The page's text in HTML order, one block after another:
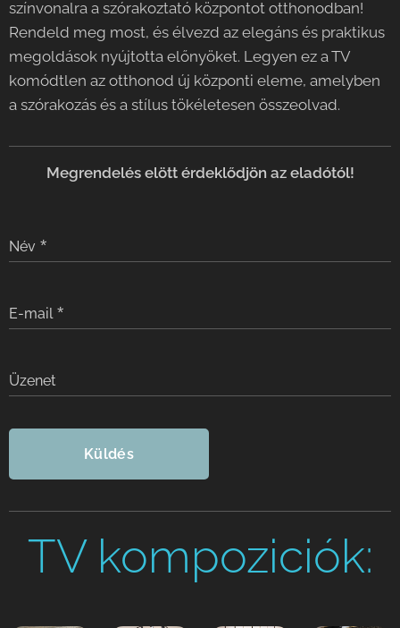
színvonalra a szórakoztató központot otthonodban!
Rendeld meg most, és élvezd az elegáns és praktikus
megoldások nyújtotta előnyöket. Legyen ez a TV
komódtlen az otthonod új központi eleme, amelyben
a szórakozás és a stílus tökéletesen összeolvad.
Megrendelés elött érdeklődjön az eladótól!
Név
E-mail
Üzenet
Küldés
TV kompoziciók: